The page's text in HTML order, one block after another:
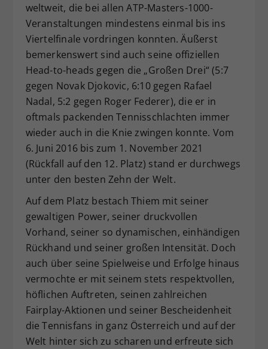
weltweit, die bei allen ATP-Masters-1000-
Veranstaltungen mindestens einmal bis ins
Viertelfinale vordringen konnten. Äußerst
bemerkenswert sind auch seine offiziellen
Head-to-heads gegen die „Großen Drei“ (5:7
gegen Novak Djokovic, 6:10 gegen Rafael
Nadal, 5:2 gegen Roger Federer), die er in
oftmals packenden Tennisschlachten immer
wieder auch in die Knie zwingen konnte. Vom
6. Juni 2016 bis zum 1. November 2021
(Rückfall auf den 12. Platz) stand er durchwegs
unter den besten Zehn der Welt.
Auf dem Platz bestach Thiem mit seiner
gewaltigen Power, seiner druckvollen
Vorhand, seiner so dynamischen, einhändigen
Rückhand und seiner großen Intensität. Doch
auch über seine Spielweise und Erfolge hinaus
vermochte er mit seinem stets respektvollen,
höflichen Auftreten, seinen zahlreichen
Fairplay-Aktionen und seiner Bescheidenheit
die Tennisfans in ganz Österreich und auf der
Welt hinter sich zu scharen und erfreute sich